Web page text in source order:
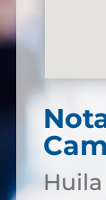
Huila